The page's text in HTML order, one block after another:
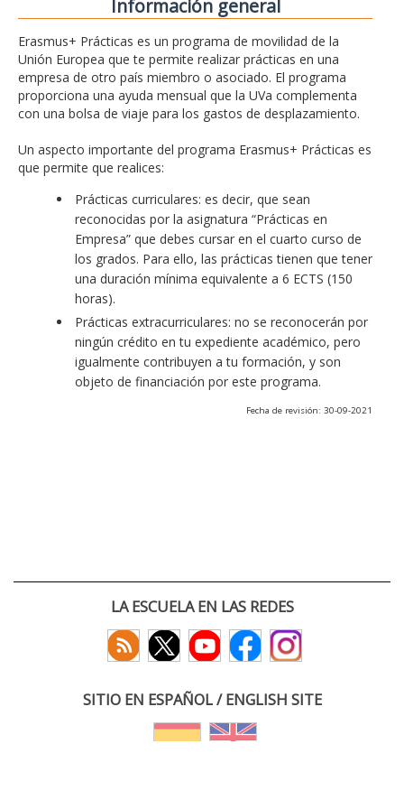
Información general
Erasmus+ Prácticas es un programa de movilidad de la
Unión Europea que te permite realizar prácticas en una
empresa de otro país miembro o asociado. El programa
proporciona una ayuda mensual que la UVa complementa
con una bolsa de viaje para los gastos de desplazamiento.
Un aspecto importante del programa Erasmus+ Prácticas es
que permite que realices:
Prácticas curriculares: es decir, que sean
reconocidas por la asignatura “Prácticas en
Empresa” que debes cursar en el cuarto curso de
los grados. Para ello, las prácticas tienen que tener
una duración mínima equivalente a 6 ECTS (150
horas).
Prácticas extracurriculares: no se reconocerán por
ningún crédito en tu expediente académico, pero
igualmente contribuyen a tu formación, y son
objeto de financiación por este programa.
Fecha de revisión: 30-09-2021
LA ESCUELA EN LAS REDES
SITIO EN ESPAÑOL / ENGLISH SITE